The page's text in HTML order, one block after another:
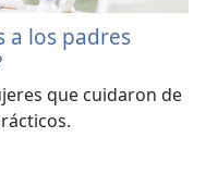
a los padres
que cuidaron de